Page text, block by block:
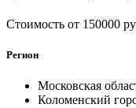
Стоимость от 150000
Регион
Московская
Коломенский